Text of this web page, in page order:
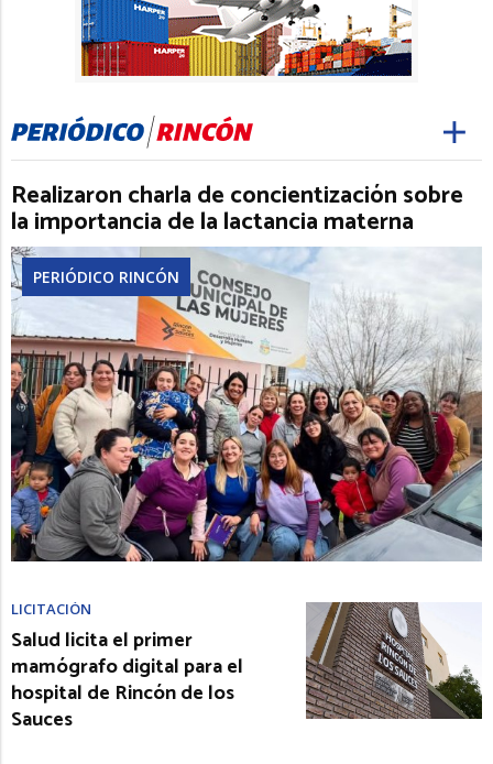
Realizaron charla de concientización sobre
la importancia de la lactancia materna
PERIÓDICO RINCÓN
LICITACIÓN
Salud licita el primer
mamógrafo digital para el
hospital de Rincón de los
Sauces